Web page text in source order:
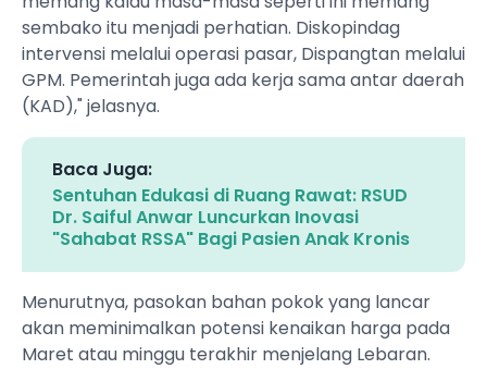
sembako itu menjadi perhatian. Diskopindag
intervensi melalui operasi pasar, Dispangtan melalui
GPM. Pemerintah juga ada kerja sama antar daerah
(KAD)," jelasnya.
Baca Juga:
Sentuhan Edukasi di Ruang Rawat: RSUD
Dr. Saiful Anwar Luncurkan Inovasi
"Sahabat RSSA" Bagi Pasien Anak Kronis
Menurutnya, pasokan bahan pokok yang lancar
akan meminimalkan potensi kenaikan harga pada
Maret atau minggu terakhir menjelang Lebaran.